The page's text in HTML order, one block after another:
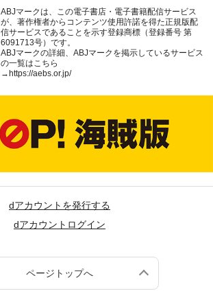
ABJマークは、この電子書店・電子書籍配信サービス
が、著作権者からコンテンツ使用許諾を得た正規版配
信サービスであることを示す登録商標（登録番号 第
6091713号）です。
ABJマークの詳細、ABJマークを掲示しているサービス
の一覧はこちら
→https://aebs.or.jp/
dアカウントを発行する
dアカウントログイン
ページトップへ